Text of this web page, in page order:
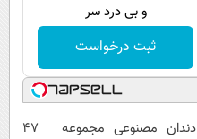
و بی درد سر
ثبت درخواست
دندان مصنوعی
مجموعه 47